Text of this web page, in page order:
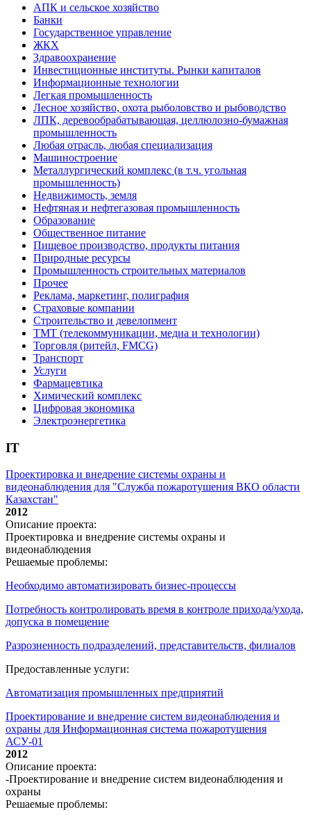
АПК и сельское хозяйство
Банки
Государственное управление
ЖКХ
Здравоохранение
Инвестиционные институты. Рынки капиталов
Информационные технологии
Легкая промышленность
Лесное хозяйство, охота рыболовство и рыбоводство
ЛПК, деревообрабатывающая, целлюлозно-бумажная
промышленность
Любая отрасль, любая специализация
Машиностроение
Металлургический комплекс (в т.ч. угольная
промышленность)
Недвижимость, земля
Нефтяная и нефтегазовая промышленность
Образование
Общественное питание
Пищевое производство, продукты питания
Природные ресурсы
Промышленность строительных материалов
Прочее
Реклама, маркетинг, полиграфия
Страховые компании
Строительство и девелопмент
ТМТ (телекоммуникации, медиа и технологии)
Торговля (ритейл, FMCG)
Транспорт
Услуги
Фармацевтика
Химический комплекс
Цифровая экономика
Электроэнергетика
IT
Проектировка и внедрение системы охраны и
видеонаблюдения для "Служба пожаротушения ВКО области
Казахстан"
2012
Описание проекта:
Проектировка и внедрение системы охраны и
видеонаблюдения
Решаемые проблемы:
Необходимо автоматизировать бизнес-процессы
Потребность контролировать время в контроле прихода/ухода,
допуска в помещение
Разрозненность подразделений, представительств, филиалов
Предоставленные услуги:
Автоматизация промышленных предприятий
Проектирование и внедрение систем видеонаблюдения и
охраны для Информационная система пожаротушения
АСУ-01
2012
Описание проекта:
-Проектирование и внедрение систем видеонаблюдения и
охраны
Решаемые проблемы: